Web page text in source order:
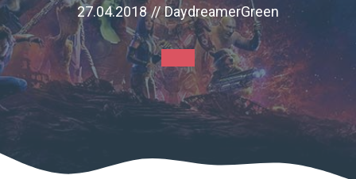
27.04.2018 // DaydreamerGreen